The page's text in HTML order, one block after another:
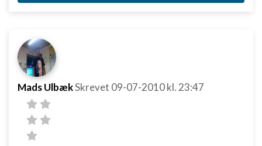
Mads UlbækSkrevet 09-07-2010kl. 23:47